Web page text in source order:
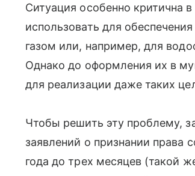
Ситуация особенно критична
использовать для
газом или, например, для
Однако до оформления их в
для реализации даже таких
Чтобы решить эту проблему,
заявлений о признании права
года до трех месяцев (такой